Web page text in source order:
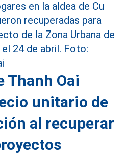
Thanh Oai
unitario de
al recuperar